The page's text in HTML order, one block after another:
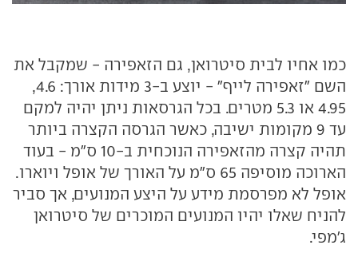
כמו אחיו לבית סיטרואן, גם הזאפירה - שמקבל את
השם "זאפירה לייף" - יוצע ב-3 מידות אורך: 4.6,
4.95 או 5.3 מטרים. בכל הגרסאות ניתן יהיה למקם
עד 9 מקומות ישיבה, כאשר הגרסה הקצרה ביותר
תהיה קצרה מהזאפירה הנוכחית ב-10 ס"מ - בעוד
הארוכה מוסיפה 65 ס"מ על האורך של אופל ויוארו.
אופל לא מפרסמת מידע על היצע המנועים, אך סביר
להניח שאלו יהיו המנועים המוכרים של סיטרואן
ג'מפי.